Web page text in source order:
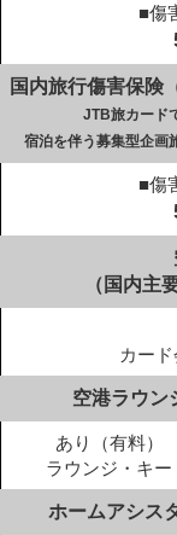
■傷
■傷
カー
あり（有料）
ラウンジ・キー
国内旅行傷害保険
JTB旅カード
宿泊を伴う募集型企画
（国内主
空港ラウン
ホームアシス